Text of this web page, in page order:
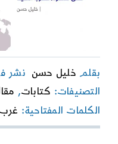
بقلم خليل حسن نشر في :
التصنيفات: كتابات,
الكلمات المفتاحية: